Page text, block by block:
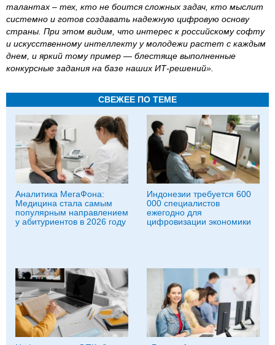
талантах – тех, кто не боится сложных задач, кто мыслит
системно и готов создавать надежную цифровую основу
страны. При этом видим, что интерес к российскому софту
и искусственному интеллекту у молодежи растет с каждым
днем, и яркий тому пример — блестяще выполненные
конкурсные задания на базе наших ИТ-решений».
СВЕЖЕЕ ПО ТЕМЕ
Аналитика МегаФона:
Медицина стала самым
популярным направлением
у абитуриентов в 2026 году
Индонезии требуется 600
000 специалистов
ежегодно для
цифровизации экономики